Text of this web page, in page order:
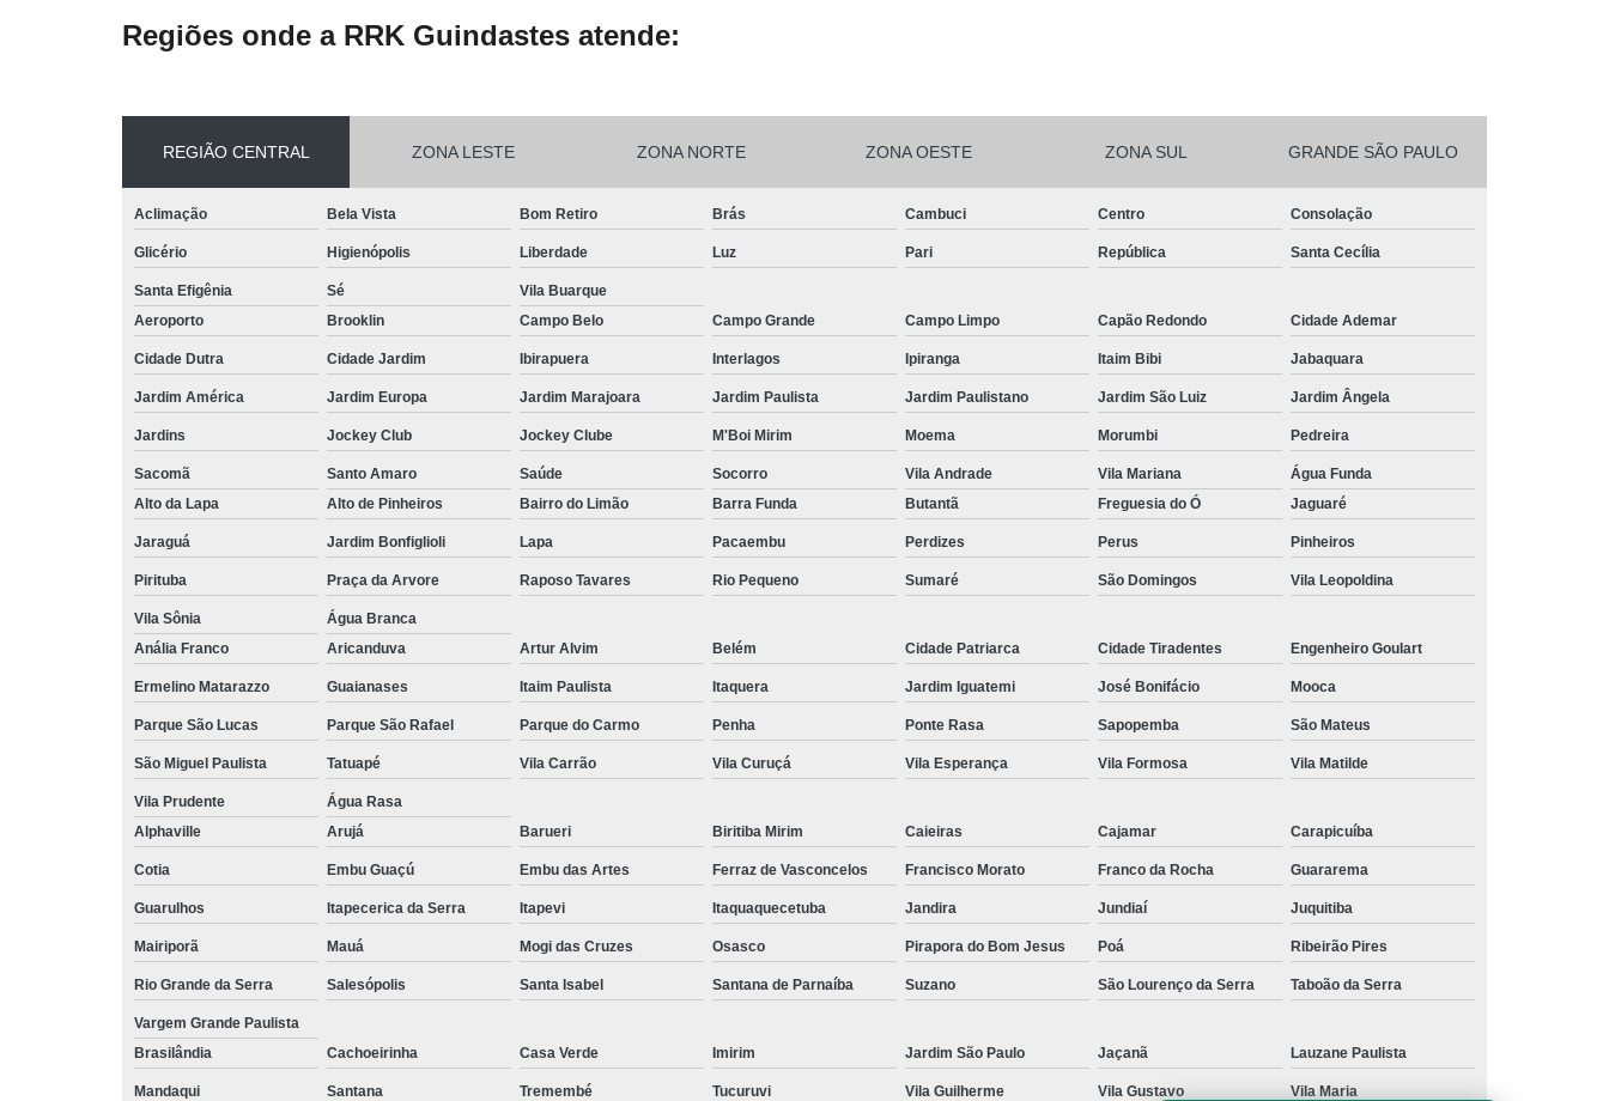
Regiões onde a RRK Guindastes atende:
REGIÃO CENTRAL ZONA LESTE ZONA NORTE ZONA OESTE ZONA SUL GRANDE SÃO PAULO
Aclimação Bela Vista Bom Retiro Brás Cambuci Centro Consolação
Glicério Higienópolis Liberdade Luz Pari República Santa Cecília
Santa Efigênia Sé
Vila Buarque
Aeroporto
Brooklin Campo Belo Campo Grande Campo Limpo Capão Redondo Cidade Ademar
Cidade Dutra Cidade Jardim Ibirapuera Interlagos Ipiranga Itaim Bibi Jabaquara
Jardim América Jardim Europa Jardim Marajoara Jardim Paulista Jardim Paulistano Jardim São Luiz Jardim Ângela
Jardins Jockey Club Jockey Clube M'Boi Mirim Moema Morumbi Pedreira
Sacomã Santo Amaro Saúde Socorro Vila Andrade Vila Mariana
Água Funda
Alto da Lapa
Alto de Pinheiros Bairro do Limão Barra Funda Butantã Freguesia do Ó Jaguaré
Jaraguá Jardim Bonfiglioli Lapa Pacaembu Perdizes Perus Pinheiros
Pirituba Praça da Arvore Raposo Tavares Rio Pequeno Sumaré São Domingos Vila Leopoldina
Vila Sônia
Água Branca
Anália Franco
Aricanduva Artur Alvim Belém Cidade Patriarca Cidade Tiradentes Engenheiro Goulart
Ermelino Matarazzo Guaianases Itaim Paulista Itaquera Jardim Iguatemi José Bonifácio Mooca
Parque São Lucas Parque São Rafael Parque do Carmo Penha Ponte Rasa Sapopemba São Mateus
São Miguel Paulista Tatuapé Vila Carrão Vila Curuçá Vila Esperança Vila Formosa Vila Matilde
Vila Prudente
Água Rasa
Alphaville
Arujá Barueri Biritiba Mirim Caieiras Cajamar Carapicuíba
Cotia Embu Guaçú Embu das Artes Ferraz de Vasconcelos Francisco Morato Franco da Rocha Guararema
Guarulhos Itapecerica da Serra Itapevi Itaquaquecetuba Jandira Jundiaí Juquitiba
Mairiporã Mauá Mogi das Cruzes Osasco Pirapora do Bom Jesus Poá Ribeirão Pires
Rio Grande da Serra Salesópolis Santa Isabel Santana de Parnaíba Suzano São Lourenço da Serra Taboão da Serra
Vargem Grande Paulista
Brasilândia
Cachoeirinha Casa Verde Imirim Jardim São Paulo Jaçanã Lauzane Paulista
Mandaqui Santana Tremembé Tucuruvi Vila Guilherme Vila Gustavo Vila Maria